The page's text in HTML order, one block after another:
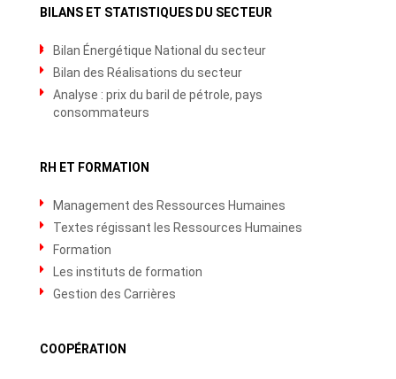
BILANS ET STATISTIQUES DU SECTEUR
Bilan Énergétique National du secteur
Bilan des Réalisations du secteur
Analyse : prix du baril de pétrole, pays
consommateurs
RH ET FORMATION
Management des Ressources Humaines
Textes régissant les Ressources Humaines
Formation
Les instituts de formation
Gestion des Carrières
COOPÉRATION